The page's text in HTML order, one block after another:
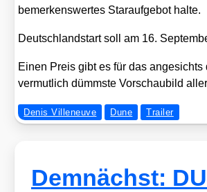
bemer­kens­wer­tes Star­auf­ge­bot hal­te.
Deutsch­land­start soll am 16.
Einen Preis gibt es für das
ver­mut­lich dümms­te Vor­schau­bild
Denis Villeneuve Dune Trailer
Demnächst: